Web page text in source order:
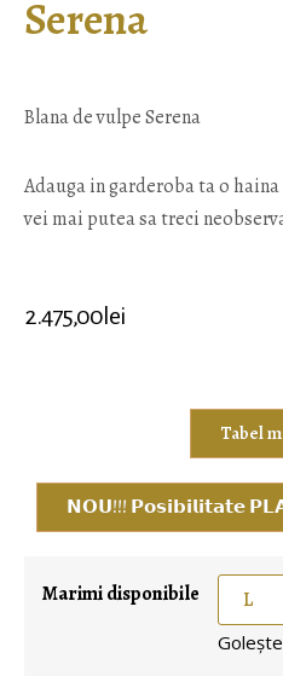
Serena
Blana de vulpe Serena
Adauga in garderoba ta o
vei mai putea sa treci
2.475,00 lei
Tabel
𝗡𝗢𝗨!!! 𝗣𝗼𝘀𝗶𝗯𝗶𝗹𝗶𝘁𝗮𝘁𝗲
Marimi disponibile
Golește